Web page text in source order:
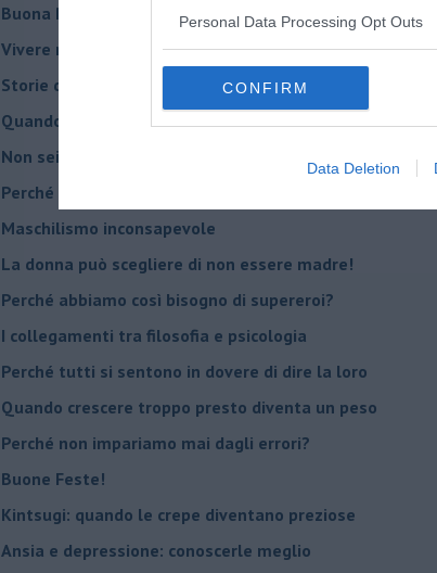
Personal Data Processing Opt Outs
CONFIRM
Data Deletion
​Buona Pasqua e … buona rinascita!
​Vivere nell’incertezza
​Storie di rinascita: i Take That
​Quando la rigidità del terapeuta è fondamentale
​Non sei indietro, stai seguendo il tuo tempo
​Perché abbiamo bisogno di Sanremo?
​Maschilismo inconsapevole
​La donna può scegliere di non essere madre!
​Perché abbiamo così bisogno di supereroi?
​I collegamenti tra filosofia e psicologia
​Perché tutti si sentono in dovere di dire la loro
​Quando crescere troppo presto diventa un peso
​Perché non impariamo mai dagli errori?
​Buone Feste!
​Kintsugi: quando le crepe diventano preziose
Ansia e depressione: conoscerle meglio